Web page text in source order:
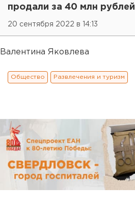
продали за 40 млн рублей
20 сентября 2022 в 14:13
Валентина Яковлева
Общество Развлечения и туризм